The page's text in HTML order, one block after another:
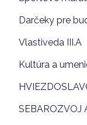
Darčeky pre
Vlastiveda III.A
Kultúra a
SEBAROZVOJ